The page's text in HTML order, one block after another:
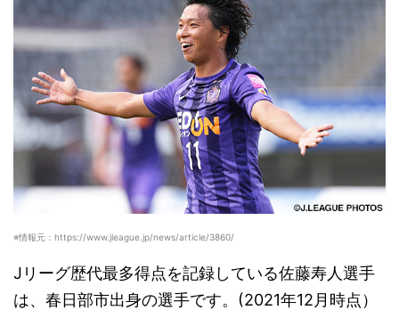
※情報元：https://www.jleague.jp/news/article/3860/
Jリーグ歴代最多得点を記録している佐藤寿人選手
は、春日部市出身の選手です。(2021年12月時点）